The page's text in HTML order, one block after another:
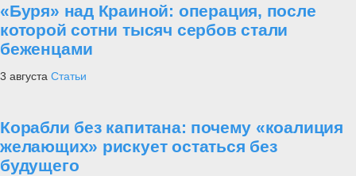
«Буря» над Краиной: операция, после
которой сотни тысяч сербов стали
беженцами
3 августа Статьи
Корабли без капитана: почему «коалиция
желающих» рискует остаться без
будущего